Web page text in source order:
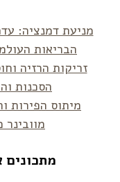
מניעת דמנציה:
הבריאות העולמי
זריקות הרזיה
הסכנות
מיתוס הפירות
מוובינר
מתכונים